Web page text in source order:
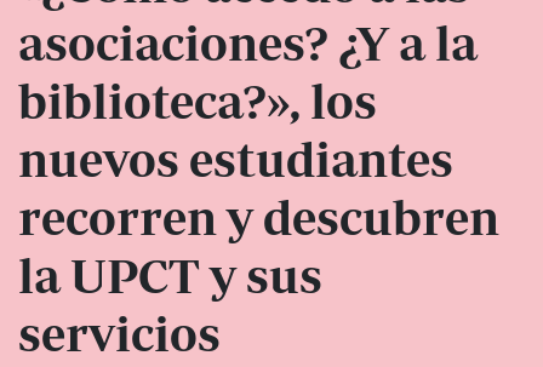
asociaciones? ¿Y a la
biblioteca?», los
nuevos estudiantes
recorren y descubren
la UPCT y sus
servicios